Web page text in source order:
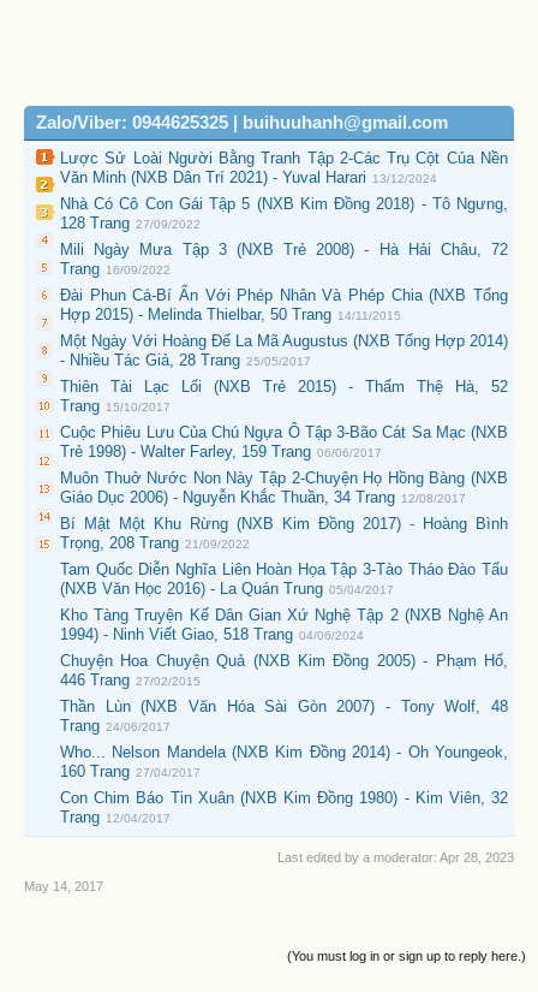
Zalo/Viber: 0944625325 | buihuuhanh@gmail.com
Lược Sử Loài Người Bằng Tranh Tập 2-Các Trụ Cột Của Nền
Văn Minh (NXB Dân Trí 2021) - Yuval Harari
13/12/2024
Nhà Có Cô Con Gái Tập 5 (NXB Kim Đồng 2018) - Tô Ngưng,
128 Trang 27/09/2022
Mili Ngày Mưa Tập 3 (NXB Trẻ 2008) - Hà Hải Châu, 72
Trang 16/09/2022
Đài Phun Cá-Bí Ẩn Với Phép Nhân Và Phép Chia (NXB Tổng
Hợp 2015) - Melinda Thielbar, 50 Trang 14/11/2015
Một Ngày Với Hoàng Đế La Mã Augustus (NXB Tổng Hợp 2014)
- Nhiều Tác Giả, 28 Trang 25/05/2017
Thiên Tài Lạc Lối (NXB Trẻ 2015) - Thẩm Thệ Hà, 52
Trang 15/10/2017
Cuộc Phiêu Lưu Của Chú Ngựa Ô Tập 3-Bão Cát Sa Mạc (NXB
Trẻ 1998) - Walter Farley, 159 Trang 06/06/2017
Muôn Thuở Nước Non Này Tập 2-Chuyện Họ Hồng Bàng (NXB
Giáo Dục 2006) - Nguyễn Khắc Thuần, 34 Trang 12/08/2017
Bí Mật Một Khu Rừng (NXB Kim Đồng 2017) - Hoàng Bình
Trọng, 208 Trang 21/09/2022
Tam Quốc Diễn Nghĩa Liên Hoàn Họa Tập 3-Tào Tháo Đào Tẩu
(NXB Văn Học 2016) - La Quán Trung 05/04/2017
Kho Tàng Truyện Kể Dân Gian Xứ Nghệ Tập 2 (NXB Nghệ An
1994) - Ninh Viết Giao, 518 Trang 04/06/2024
Chuyện Hoa Chuyện Quả (NXB Kim Đồng 2005) - Phạm Hổ,
446 Trang 27/02/2015
Thần Lùn (NXB Văn Hóa Sài Gòn 2007) - Tony Wolf, 48
Trang 24/06/2017
Who... Nelson Mandela (NXB Kim Đồng 2014) - Oh Youngeok,
160 Trang 27/04/2017
Con Chim Báo Tin Xuân (NXB Kim Đồng 1980) - Kim Viên, 32
Trang 12/04/2017
Last edited by a moderator: Apr 28, 2023
May 14, 2017
(You must log in or sign up to reply here.)